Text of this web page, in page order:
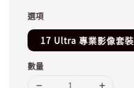
選項
17 Ultra 專業影像套裝​
數量